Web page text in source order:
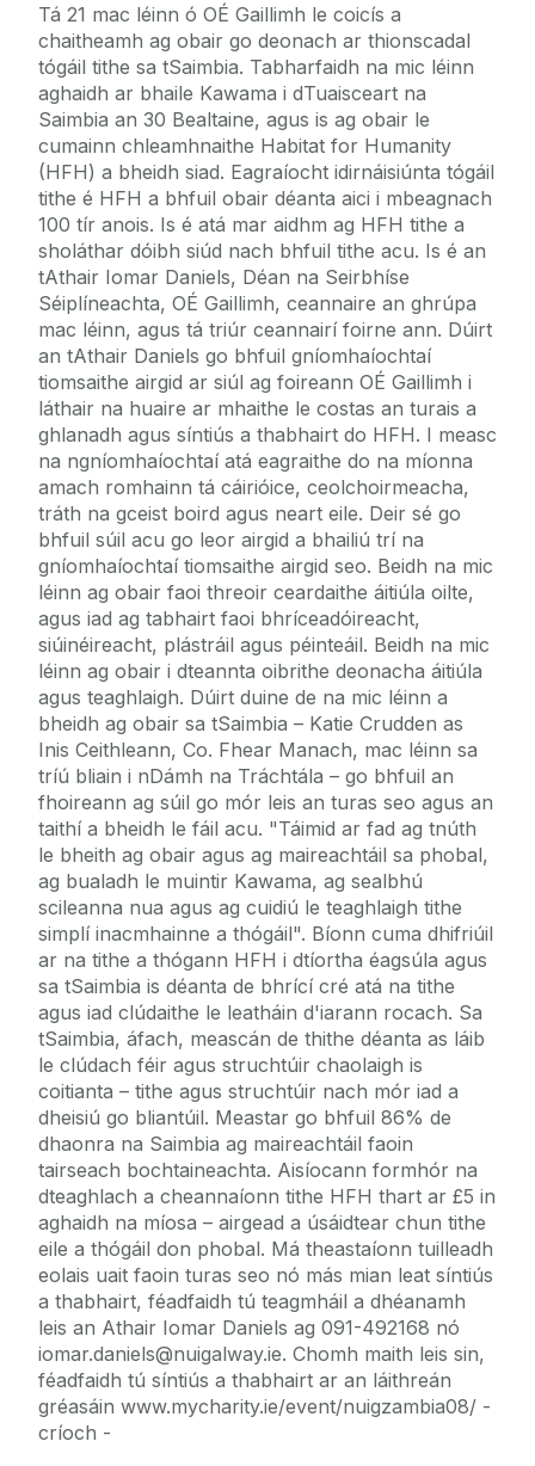
Tá 21 mac léinn ó OÉ Gaillimh le coicís a
chaitheamh ag obair go deonach ar thionscadal
tógáil tithe sa tSaimbia. Tabharfaidh na mic léinn
aghaidh ar bhaile Kawama i dTuaisceart na
Saimbia an 30 Bealtaine, agus is ag obair le
cumainn chleamhnaithe Habitat for Humanity
(HFH) a bheidh siad. Eagraíocht idirnáisiúnta tógáil
tithe é HFH a bhfuil obair déanta aici i mbeagnach
100 tír anois. Is é atá mar aidhm ag HFH tithe a
sholáthar dóibh siúd nach bhfuil tithe acu. Is é an
tAthair Iomar Daniels, Déan na Seirbhíse
Séiplíneachta, OÉ Gaillimh, ceannaire an ghrúpa
mac léinn, agus tá triúr ceannairí foirne ann. Dúirt
an tAthair Daniels go bhfuil gníomhaíochtaí
tiomsaithe airgid ar siúl ag foireann OÉ Gaillimh i
láthair na huaire ar mhaithe le costas an turais a
ghlanadh agus síntiús a thabhairt do HFH. I measc
na ngníomhaíochtaí atá eagraithe do na míonna
amach romhainn tá cáirióice, ceolchoirmeacha,
tráth na gceist boird agus neart eile. Deir sé go
bhfuil súil acu go leor airgid a bhailiú trí na
gníomhaíochtaí tiomsaithe airgid seo. Beidh na mic
léinn ag obair faoi threoir ceardaithe áitiúla oilte,
agus iad ag tabhairt faoi bhríceadóireacht,
siúinéireacht, plástráil agus péinteáil. Beidh na mic
léinn ag obair i dteannta oibrithe deonacha áitiúla
agus teaghlaigh. Dúirt duine de na mic léinn a
bheidh ag obair sa tSaimbia – Katie Crudden as
Inis Ceithleann, Co. Fhear Manach, mac léinn sa
tríú bliain i nDámh na Tráchtála – go bhfuil an
fhoireann ag súil go mór leis an turas seo agus an
taithí a bheidh le fáil acu. "Táimid ar fad ag tnúth
le bheith ag obair agus ag maireachtáil sa phobal,
ag bualadh le muintir Kawama, ag sealbhú
scileanna nua agus ag cuidiú le teaghlaigh tithe
simplí inacmhainne a thógáil". Bíonn cuma dhifriúil
ar na tithe a thógann HFH i dtíortha éagsúla agus
sa tSaimbia is déanta de bhrící cré atá na tithe
agus iad clúdaithe le leatháin d'iarann rocach. Sa
tSaimbia, áfach, meascán de thithe déanta as láib
le clúdach féir agus struchtúir chaolaigh is
coitianta – tithe agus struchtúir nach mór iad a
dheisiú go bliantúil. Meastar go bhfuil 86% de
dhaonra na Saimbia ag maireachtáil faoin
tairseach bochtaineachta. Aisíocann formhór na
dteaghlach a cheannaíonn tithe HFH thart ar £5 in
aghaidh na míosa – airgead a úsáidtear chun tithe
eile a thógáil don phobal. Má theastaíonn tuilleadh
eolais uait faoin turas seo nó más mian leat síntiús
a thabhairt, féadfaidh tú teagmháil a dhéanamh
leis an Athair Iomar Daniels ag 091-492168 nó
iomar.daniels@nuigalway.ie. Chomh maith leis sin,
féadfaidh tú síntiús a thabhairt ar an láithreán
gréasáin www.mycharity.ie/event/nuigzambia08/ -
críoch -